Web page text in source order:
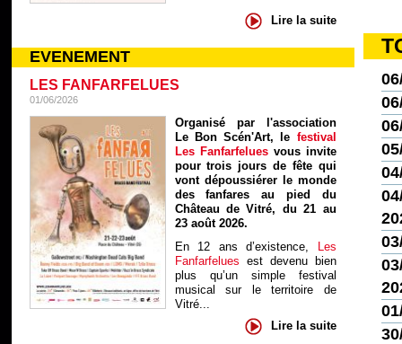
Lire la suite
EVENEMENT
LES FANFARFELUES
01/06/2026
Organisé par l'association
Le Bon Scén'Art, le festival
Les Fanfarfelues vous invite
pour trois jours de fête qui
vont dépoussiérer le monde
des fanfares au pied du
Château de Vitré, du 21 au
23 août 2026.
En 12 ans d’existence, Les
Fanfarfelues est devenu bien
plus qu’un simple festival
musical sur le territoire de
Vitré...
Lire la suite